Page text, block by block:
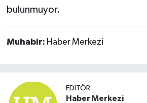
bulunmuyor.
Muhabir: Haber Merkezi
EDITÖR
Haber Merkezi
TARİHTE BUGÜN
TEKNOLOJİ
TÜRKİYE